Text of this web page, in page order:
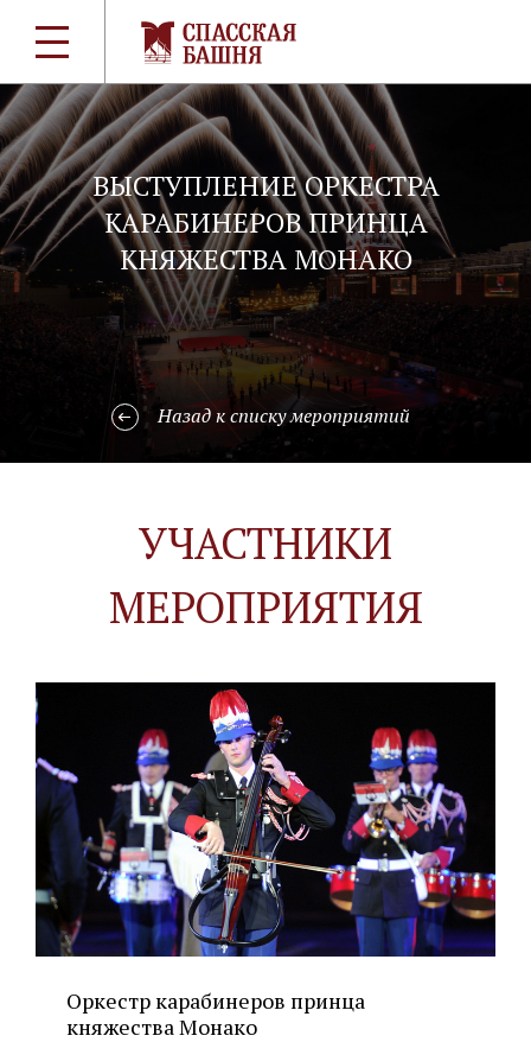
ВЫСТУПЛЕНИЕ ОРКЕСТРА
КАРАБИНЕРОВ ПРИНЦА
КНЯЖЕСТВА МОНАКО
Назад к списку мероприятий
УЧАСТНИКИ
МЕРОПРИЯТИЯ
Оркестр карабинеров принца
княжества Монако